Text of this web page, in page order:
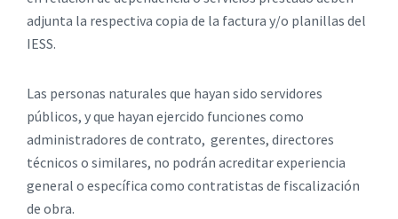
adjunta la respectiva copia de la factura y/o planillas del
IESS.
Las personas naturales que hayan sido servidores
públicos, y que hayan ejercido funciones como
administradores de contrato, gerentes, directores
técnicos o similares, no podrán acreditar experiencia
general o específica como contratistas de fiscalización
de obra.